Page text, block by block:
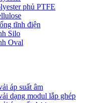
phủ PTFE
tĩnh điện
Silo
Oval
áp suất âm
dạng modul lắp ghép